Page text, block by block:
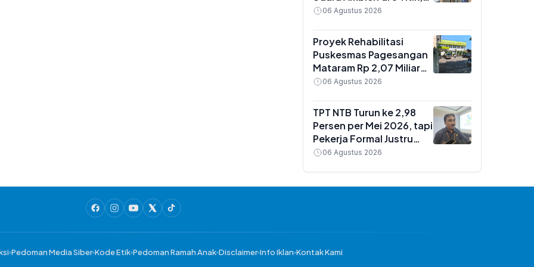
Hasilnya Jadi Dasar
Pencemaran
06 Agustus 2026
Proyek Rehabilitasi
Puskesmas Pagesangan
Mataram Rp 2,07 Miliar
Jalan Lagi Usai Rekanan
Normal
06 Agustus 2026
TPT NTB Turun ke 2,98
Persen per Mei 2026, tapi
Pekerja Formal Justru
Menyusut Hampir 1 Juta
06 Agustus 2026
Pedoman Media Siber Kode Etik Pedoman Ramah Anak Disclaimer Info Iklan Kontak Kami